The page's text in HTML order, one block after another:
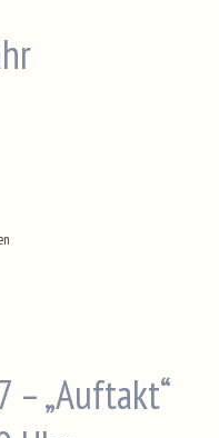
– „Auftakt“